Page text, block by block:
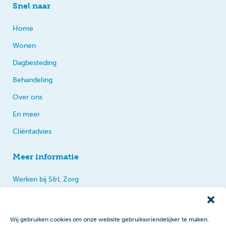
Wij gebruiken cookies om onze website gebruiksvriendelijker te maken.
Snel naar
Home
Wonen
Dagbesteding
Behandeling
Over ons
En meer
Cliëntadvies
Meer informatie
Werken bij S&L Zorg